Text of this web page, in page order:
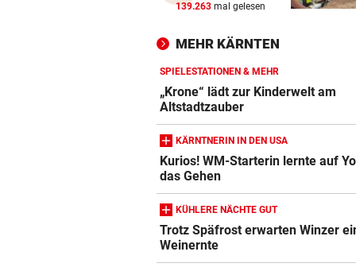
139.263 mal gelesen
MEHR KÄRNTEN
SPIELESTATIONEN & MEHR
„Krone“ lädt zur Kinderwelt am
Altstadtzauber
KÄRNTNERIN IN DEN USA
Kurios! WM-Starterin lernte auf
das Gehen
KÜHLERE NÄCHTE GUT
Trotz Späfrost erwarten Winzer
Weinernte